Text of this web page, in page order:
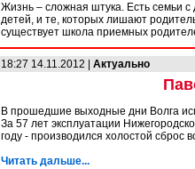
Жизнь – сложная штука. Есть семьи с
детей, и те, которых лишают
существует школа приемных
18:27 14.11.2012 | Актуально
В прошедшие выходные дни Волга
За 57 лет эксплуатации
году - производился холостой сброс
Читать дальше...